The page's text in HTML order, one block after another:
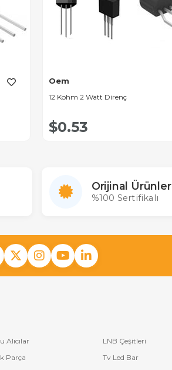
Oem
12 Kohm 2 Watt Direnç
$0.53
Orijinal Ürünler
%100 Sertifikalı
Alıcılar LNB Çeşitleri
Parça Tv Led Bar